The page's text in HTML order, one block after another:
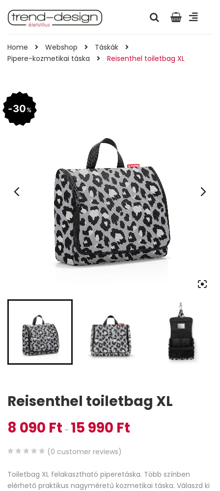
Home Webshop
Táskák
Pipere-kozmetikai táska
Reisenthel toiletbag XL
30%
Reisenthel toiletbag XL
8 090 Ft – 15 990 Ft
out
of
(0 customer reviews)
Toiletbag XL felakasztható piperetáska. Több színben
elérhető praktikus nagyméretű kozmetikai táska. Válaszd ki